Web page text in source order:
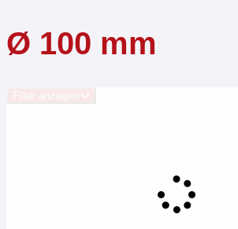
Ø 100 mm